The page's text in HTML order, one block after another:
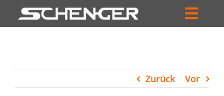
Inhalt
HÄNDLERSUCHE
Zurück Vor